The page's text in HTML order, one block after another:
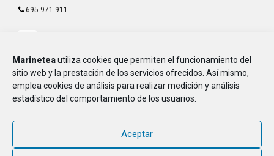
Marineteautiliza cookies que permiten el funcionamiento del
sitio web y la prestación de los servicios ofrecidos. Así mismo,
emplea cookies de análisis para realizar medición y análisis
estadístico del comportamiento de los usuarios.
Aceptar
695 971 911
Aviso Legal
Política de Privacidad
Política de Cookies
MARINETEA, Asociación de Marineros de la E.T.E.A. y Armada, CIF G-